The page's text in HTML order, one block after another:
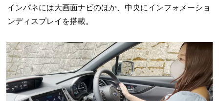
インパネには大画面ナビのほか、中央にインフォメーショ
ンディスプレイを搭載。